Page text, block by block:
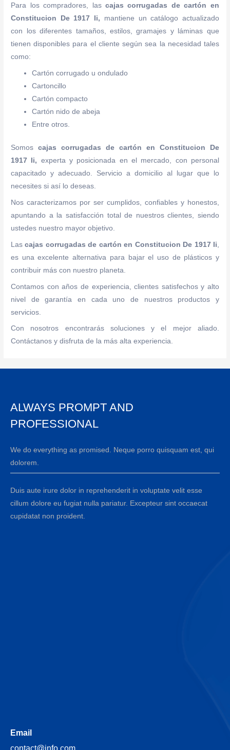
Para los compradores, las cajas corrugadas de cartón en
Constitucion De 1917 Ii, mantiene un catálogo actualizado
con los diferentes tamaños, estilos, gramajes y láminas que
tienen disponibles para el cliente según sea la necesidad tales
como:
Cartón corrugado u ondulado
Cartoncillo
Cartón compacto
Cartón nido de abeja
Entre otros.
Somoscajas corrugadas de cartón en Constitucion De
1917 Ii, experta y posicionada en el mercado, con personal
capacitado y adecuado. Servicio a domicilio al lugar que lo
necesites si así lo deseas.
Nos caracterizamos por ser cumplidos, confiables y honestos,
apuntando a la satisfacción total de nuestros clientes, siendo
ustedes nuestro mayor objetivo.
Lascajas corrugadas de cartón en Constitucion De 1917 Ii
es una excelente alternativa para bajar el uso de plásticos y
contribuir más con nuestro planeta.
Contamos con años de experiencia, clientes satisfechos y alto
nivel de garantía en cada uno de nuestros productos y
servicios.
Con nosotros encontrarás soluciones y el mejor aliado.
Contáctanos y disfruta de la más alta experiencia.
ALWAYS PROMPT AND
PROFESSIONAL
We do everything as promised. Neque porro quisquam est, qui
dolorem.
Duis aute irure dolor in reprehenderit in voluptate velit esse
cillum dolore eu fugiat nulla pariatur. Excepteur sint occaecat
cupidatat non proident.
Email